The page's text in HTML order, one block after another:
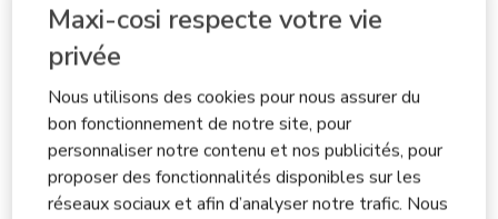
Maxi-cosi respecte votre vie
privée
Nous utilisons des cookies pour nous assurer du
bon fonctionnement de notre site, pour
personnaliser notre contenu et nos publicités, pour
proposer des fonctionnalités disponibles sur les
réseaux sociaux et afin d’analyser notre trafic. Nous
Zone de recherche de sujet et d'avis
la satisfaction achat qualité
matériel fonctionnel